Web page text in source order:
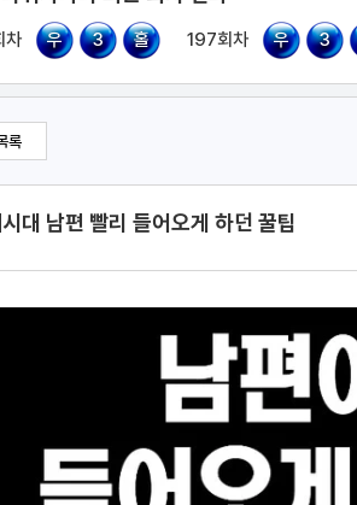
차 우 3 홀 197회차 우 3
록
대 남편 빨리 들어오게 하던 꿀팁